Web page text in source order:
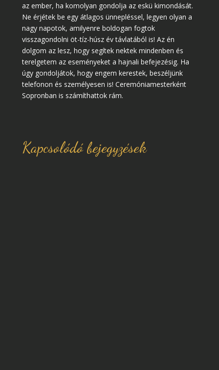
az ember, ha komolyan gondolja az eskü kimondását.
Ne érjétek be egy átlagos ünnepléssel, legyen olyan a
nagy napotok, amilyenre boldogan fogtok
visszagondolni öt-tíz-húsz év távlatából is! Az én
dolgom az lesz, hogy segítek nektek mindenben és
terelgetem az eseményeket a hajnali befejezésig. Ha
úgy gondoljátok, hogy engem kerestek, beszéljünk
telefonon és személyesen is! Ceremóniamesterként
Sopronban is számíthattok rám.
Kapcsolódó bejegyzések